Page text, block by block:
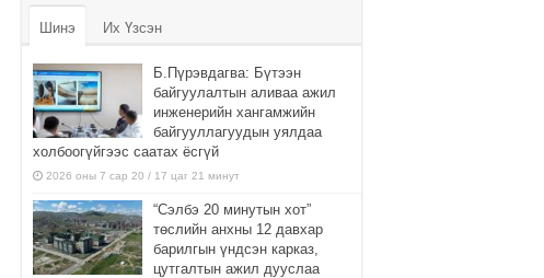
Шинэ Их Үзсэн
Б.Пүрэвдагва: Бүтээн
байгуулалтын аливаа ажил
инженерийн хангамжийн
байгууллагуудын уялдаа
холбоогүйгээс саатах ёсгүй
2026 оны 7 сар 20 / 17 цаг 21 минут
“Сэлбэ 20 минутын хот”
төслийн анхны 12 давхар
барилгын үндсэн карказ,
цутгалтын ажил дууслаа